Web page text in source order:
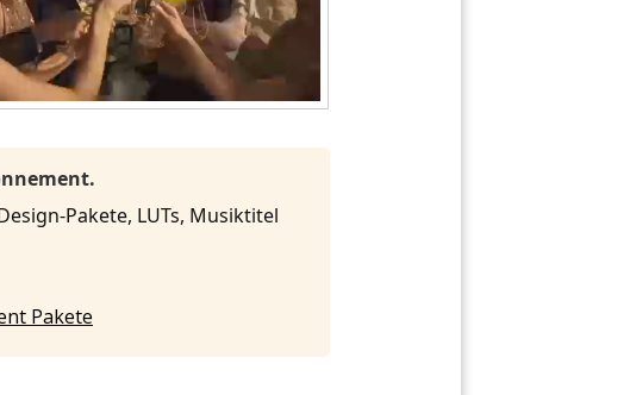
Pakete, LUTs, Musiktitel
Pakete